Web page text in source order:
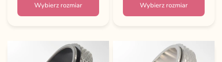
Wybierz rozmiar Wybierz rozmiar